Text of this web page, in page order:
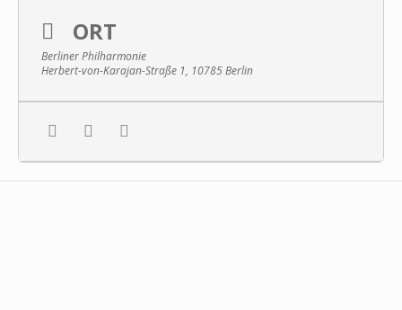
ORT
Berliner Philharmonie
Herbert-von-Karajan-Straße 1, 10785 Berlin